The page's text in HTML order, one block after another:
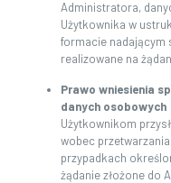
Administratora,
Użytkownika w
formacie nadającym
realizowane na
Prawo wniesienia
danych osobowych
Użytkownikom
wobec
przypadkach
żądanie złożone do